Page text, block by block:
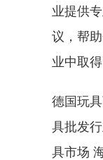
业提供
议，帮
业中取
德国玩
具批发
具市场